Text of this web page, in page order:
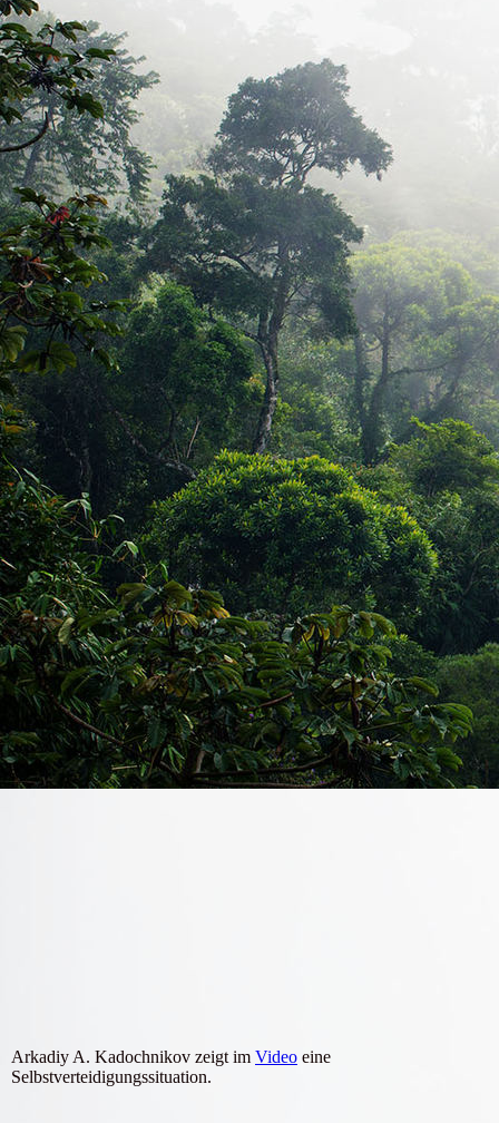
Bild_03
Arkadiy A. Kadochnikov zeigt im Video eine
Selbstverteidigungssituation.